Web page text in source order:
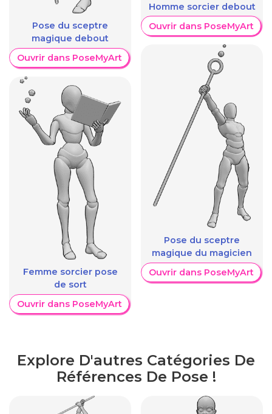
Pose du sceptre
magique debout
Ouvrir dans PoseMyArt
Femme sorcier pose
de sort
Ouvrir dans PoseMyArt
Homme sorcier debout
Ouvrir dans PoseMyArt
Pose du sceptre
magique du magicien
Ouvrir dans PoseMyArt
Explore D'autres Catégories De
Références De Pose !